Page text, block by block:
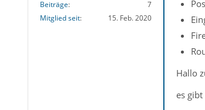
Beiträge
7
Mitglied seit
15. Feb. 2020
Hallo
es